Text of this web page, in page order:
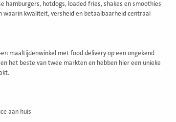
hamburgers, hotdogs, loaded fries, shakes en smoothies
waarin kwaliteit, versheid en betaalbaarheid centraal
maaltijdenwinkel met food delivery op een ongekend
het beste van twee markten en hebben hier een unieke
aan huis